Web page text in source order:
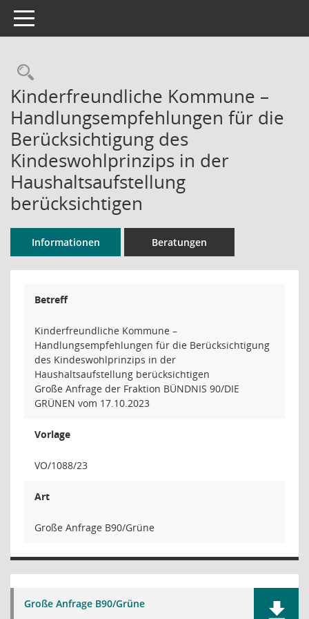
Toggle navigation
Rechercheauswahl
Kinderfreundliche Kommune –
Handlungsempfehlungen für die
Berücksichtigung des
Kindeswohlprinzips in der
Haushaltsaufstellung
berücksichtigen
Informationen Beratungen
Betreff
Kinderfreundliche Kommune –
Handlungsempfehlungen für die Berücksichtigung
des Kindeswohlprinzips in der
Haushaltsaufstellung berücksichtigen
Große Anfrage der Fraktion BÜNDNIS 90/DIE
GRÜNEN vom 17.10.2023
Vorlage
VO/1088/23
Art
Große Anfrage B90/Grüne
Große Anfrage B90/Grüne